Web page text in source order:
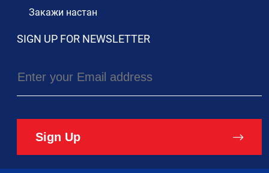
Закажи настан
SIGN UP FOR NEWSLETTER
Sign Up